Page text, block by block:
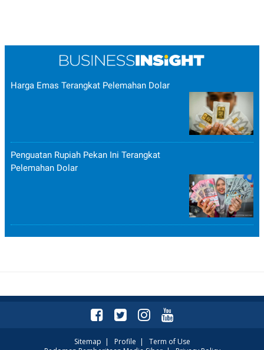
Harga Emas Terangkat Pelemahan Dolar
Penguatan Rupiah Pekan Ini Terangkat
Pelemahan Dolar
Sitemap | Profile | Term of Use